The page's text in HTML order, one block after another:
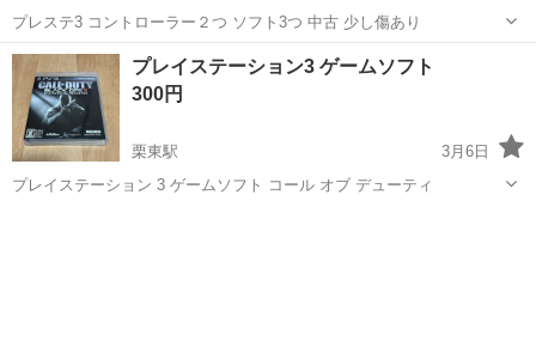
プレステ3 コントローラー２つ ソフト3つ 中古 少し傷あり
滋賀 甲賀市 貴生川駅 テレビゲーム プレステ3
プレイステーション3 ゲームソフト
300円
栗東駅
3月6日
プレイステーション 3 ゲームソフト コール オブ デューティ